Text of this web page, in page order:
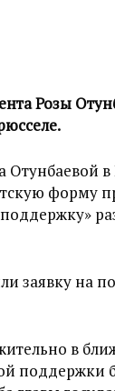
Розы
Отунбаевой
форму
заявку на
в
поддержки